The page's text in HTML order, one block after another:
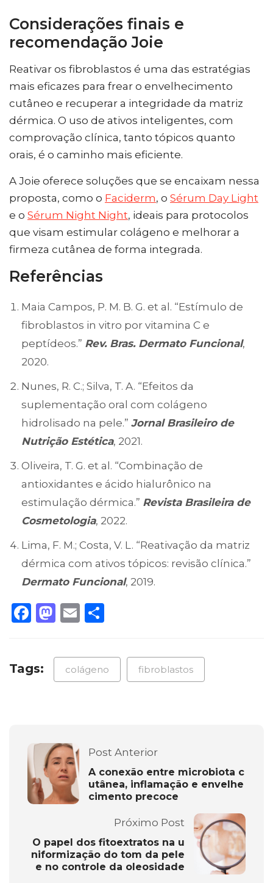
Considerações finais e
recomendação Joie
Reativar os fibroblastos é uma das estratégias
mais eficazes para frear o envelhecimento
cutâneo e recuperar a integridade da matriz
dérmica. O uso de ativos inteligentes, com
comprovação clínica, tanto tópicos quanto
orais, é o caminho mais eficiente.
A Joie oferece soluções que se encaixam nessa
proposta, como o Faciderm, o Sérum Day Light
e o Sérum Night Night, ideais para protocolos
que visam estimular colágeno e melhorar a
firmeza cutânea de forma integrada.
Referências
Maia Campos, P. M. B. G. et al. “Estímulo de
fibroblastos in vitro por vitamina C e
peptídeos.” Rev. Bras. Dermato Funcional,
2020.
Nunes, R. C.; Silva, T. A. “Efeitos da
suplementação oral com colágeno
hidrolisado na pele.” Jornal Brasileiro de
Nutrição Estética, 2021.
Oliveira, T. G. et al. “Combinação de
antioxidantes e ácido hialurônico na
estimulação dérmica.” Revista Brasileira de
Cosmetologia, 2022.
Lima, F. M.; Costa, V. L. “Reativação da matriz
dérmica com ativos tópicos: revisão clínica.”
Dermato Funcional, 2019.
Facebook
Mastodon
Email
Tags: colágeno fibroblastos
Post Anterior
A conexão entre microbiota c
utânea, inflamação e envelhe
cimento precoce
Próximo Post
O papel dos fitoextratos na u
niformização do tom da pele
e no controle da oleosidade